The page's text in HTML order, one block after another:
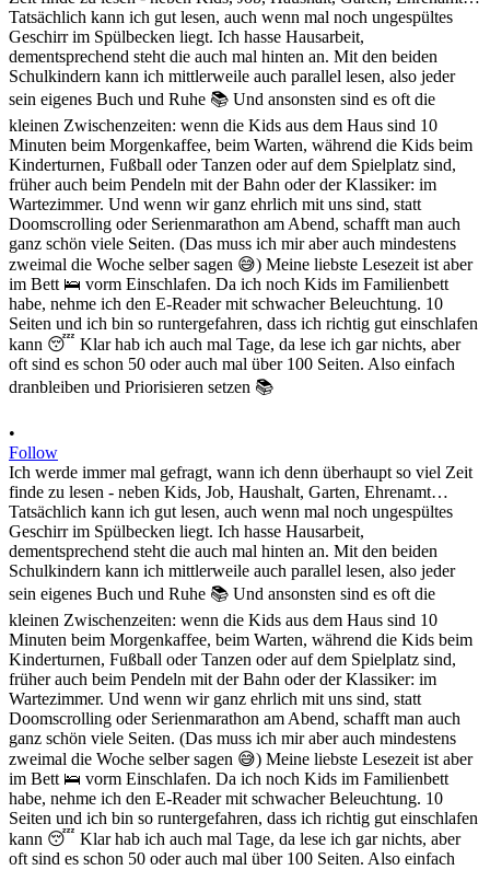
•
Follow
Ich werde immer mal gefragt, wann ich denn überhaupt so viel Zeit
finde zu lesen - neben Kids, Job, Haushalt, Garten, Ehrenamt…
Tatsächlich kann ich gut lesen, auch wenn mal noch ungespültes
Geschirr im Spülbecken liegt. Ich hasse Hausarbeit,
dementsprechend steht die auch mal hinten an. Mit den beiden
Schulkindern kann ich mittlerweile auch parallel lesen, also jeder
sein eigenes Buch und Ruhe 📚 Und ansonsten sind es oft die
kleinen Zwischenzeiten: wenn die Kids aus dem Haus sind 10
Minuten beim Morgenkaffee, beim Warten, während die Kids beim
Kinderturnen, Fußball oder Tanzen oder auf dem Spielplatz sind,
früher auch beim Pendeln mit der Bahn oder der Klassiker: im
Wartezimmer. Und wenn wir ganz ehrlich mit uns sind, statt
Doomscrolling oder Serienmarathon am Abend, schafft man auch
ganz schön viele Seiten. (Das muss ich mir aber auch mindestens
zweimal die Woche selber sagen 😅) Meine liebste Lesezeit ist aber
im Bett 🛌 vorm Einschlafen. Da ich noch Kids im Familienbett
habe, nehme ich den E-Reader mit schwacher Beleuchtung. 10
Seiten und ich bin so runtergefahren, dass ich richtig gut einschlafen
kann 😴 Klar hab ich auch mal Tage, da lese ich gar nichts, aber
oft sind es schon 50 oder auch mal über 100 Seiten. Also einfach